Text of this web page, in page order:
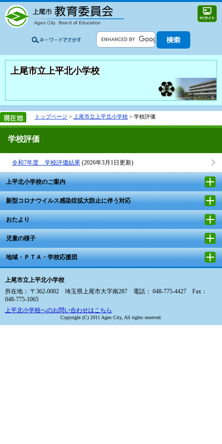
上尾市立上平北小学校
トップページ > 上尾市立上平北小学校 > 学校評価
学校評価
令和7年度 学校評価結果 (2026年3月1日更新)
上平北小学校のご案内
新型コロナウイルス感染症拡大防止に伴う対応
おたより
児童の様子
地域・ＰＴＡ・学校応援団
上尾市立上平北小学校
所在地： 〒362-0002 埼玉県上尾市大字南287 電話： 048-775-4427 Fax：
048-775-1065
上平北小学校へのお問い合わせはこちら
Copyright (C) 2011 Ageo City, All rights reserved.